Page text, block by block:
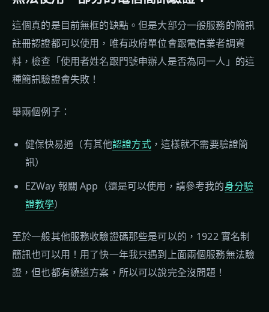
這個真的是目前無框的缺點。但是大部分一般服務的簡訊
註冊認證都可以使用，唯有政府單位會跟電信業者調資
料，檢查「使用者姓名跟門號申辦人是否為同一人」的這
種簡訊驗證會失敗！
舉兩個例子：
健保快易通（有其他認證方式，這樣就不需要驗證簡
訊）
EZWay 報關 App（還是可以使用，請參考我的身分驗
證教學）
至於一般其他服務收驗證碼那些是可以的，1922 實名制
簡訊也可以用！用了快一年我只遇到上面兩個服務無法驗
證，但也都有繞道方案，所以可以說完全沒問題！